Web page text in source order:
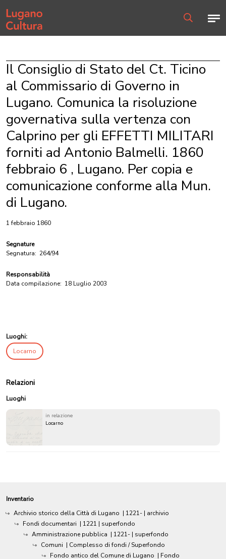
Home page
Il Consiglio di Stato del Ct. Ticino
al Commissario di Governo in
Lugano. Comunica la risoluzione
governativa sulla vertenza con
Calprino per gli EFFETTI MILITARI
forniti ad Antonio Balmelli. 1860
febbraio 6 , Lugano. Per copia e
comunicazione conforme alla Mun.
di Lugano.
1 febbraio 1860
Segnature
Segnatura: 264/94
Responsabilità
Data compilazione: 18 Luglio 2003
Luoghi:
Locarno
Relazioni
Luoghi
in relazione
Locarno
Inventario
Archivio storico della Città di Lugano | 1221- | archivio
Fondi documentari | 1221 | superfondo
Amministrazione pubblica | 1221- | superfondo
Comuni | Complesso di fondi / Superfondo
Fondo antico del Comune di Lugano | Fondo